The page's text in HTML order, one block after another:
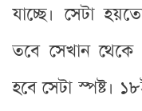
যাচ্ছে। সেটা
তবে সেখান থেকে
হবে সেটা স্পষ্ট।